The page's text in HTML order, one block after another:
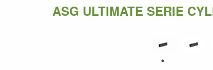
ASG ULTIMATE SERIE